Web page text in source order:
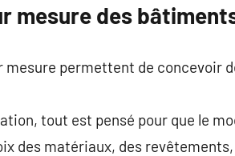
mesure des
mesure permettent de concevoir
tout est pensé pour que le
des matériaux, des